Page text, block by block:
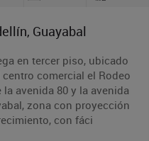
La Madera
estudio ubicado en una
buena zona de barrio
a una cuadra del
de buses del metro ,
droguerías y